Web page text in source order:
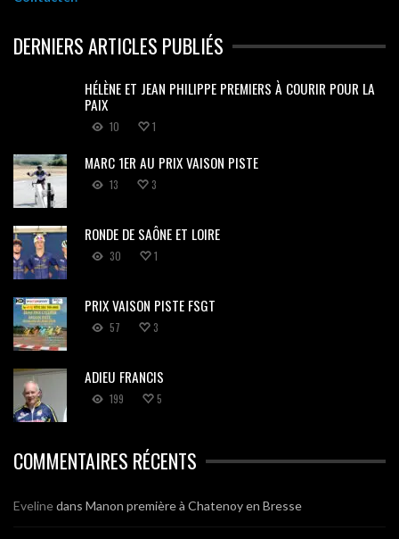
DERNIERS ARTICLES PUBLIÉS
HÉLÈNE ET JEAN PHILIPPE PREMIERS À COURIR POUR LA
PAIX
10 1
MARC 1ER AU PRIX VAISON PISTE
13 3
RONDE DE SAÔNE ET LOIRE
30 1
PRIX VAISON PISTE FSGT
57 3
ADIEU FRANCIS
199 5
COMMENTAIRES RÉCENTS
Evelinedans Manon première à Chatenoy en Bresse